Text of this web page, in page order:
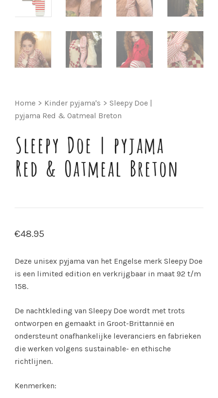
Home > Kinder pyjama's > Sleepy Doe |
pyjama Red & Oatmeal Breton
Sleepy Doe | pyjama
Red & Oatmeal Breton
€48.95
Deze unisex pyjama van het Engelse merk Sleepy Doe
is een limited edition en verkrijgbaar in maat 92 t/m
158.
De nachtkleding van Sleepy Doe wordt met trots
ontworpen en gemaakt in Groot-Brittannië en
ondersteunt onafhankelijke leveranciers en fabrieken
die werken volgens sustainable- en ethische
richtlijnen.
Kenmerken: